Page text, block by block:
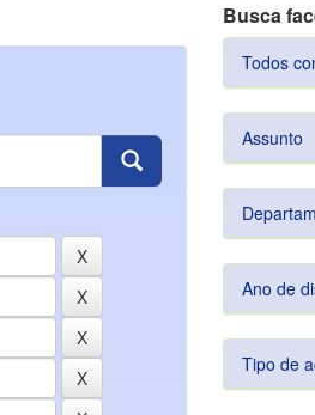
Busca
Todos
Assunto
Ano de
Tipo de